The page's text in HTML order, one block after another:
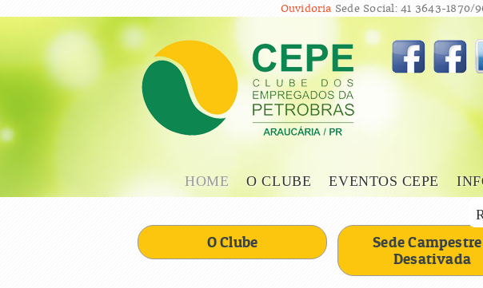
Ouvidoria Sede Social: 41 3643-1870/
HOME O CLUBE EVENTOS CEPE
O Clube
Sede
Desativada